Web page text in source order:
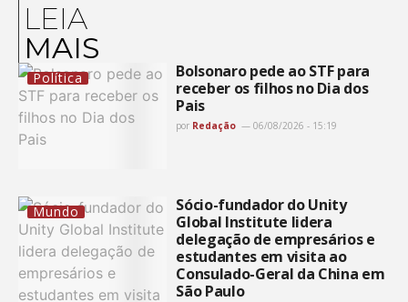
LEIA
MAIS
Política
Bolsonaro pede ao STF para
receber os filhos no Dia dos
Pais
por Redação 06/08/2026 - 15:19
Mundo
Sócio-fundador do Unity
Global Institute lidera
delegação de empresários e
estudantes em visita ao
Consulado-Geral da China em
São Paulo